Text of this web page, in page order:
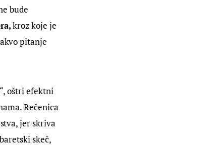
bude
kroz koje je
pitanje
oštri efektni
Rečenica
jer skriva
skeč,